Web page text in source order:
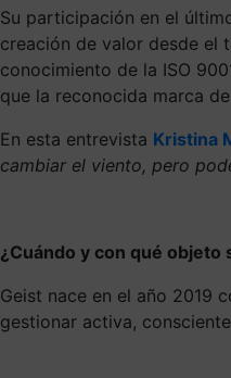
Su participación en el
creación de valor desde el
conocimiento de la ISO
que la reconocida marca
En esta entrevista Kristina
cambiar el viento, pero
¿Cuándo y con qué objeto
Geist nace en el año 2019
gestionar activa,